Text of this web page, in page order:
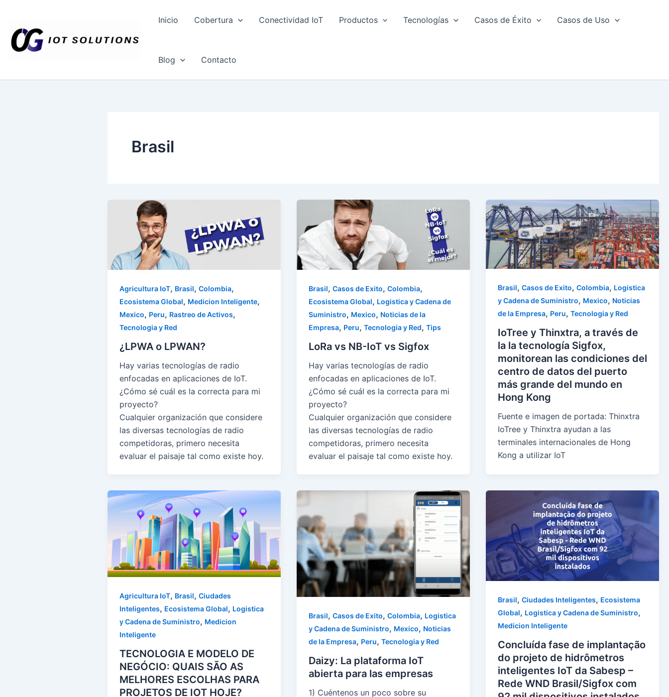
contenido
Inicio Cobertura Conectividad IoT Productos Tecnologías Casos de Éxito Casos de Uso
Blog Contacto
Brasil
Agricultura IoT, Brasil, Colombia,
Ecosistema Global, Medicion Inteligente,
Mexico, Peru, Rastreo de Activos,
Tecnologia y Red
¿LPWA o LPWAN?
Hay varias tecnologías de radio
enfocadas en aplicaciones de IoT.
¿Cómo sé cuál es la correcta para mi
proyecto?
Cualquier organización que considere
las diversas tecnologías de radio
competidoras, primero necesita
evaluar el paisaje tal como existe hoy.
Brasil, Casos de Exito, Colombia,
Ecosistema Global, Logistica y Cadena de
Suministro, Mexico, Noticias de la
Empresa, Peru, Tecnologia y Red, Tips
LoRa vs NB-IoT vs Sigfox
Hay varias tecnologías de radio
enfocadas en aplicaciones de IoT.
¿Cómo sé cuál es la correcta para mi
proyecto?
Cualquier organización que considere
las diversas tecnologías de radio
competidoras, primero necesita
evaluar el paisaje tal como existe hoy.
Brasil, Casos de Exito, Colombia, Logistica
y Cadena de Suministro, Mexico, Noticias
de la Empresa, Peru, Tecnologia y Red
IoTree y Thinxtra, a través de
la la tecnología Sigfox,
monitorean las condiciones del
centro de datos del puerto
más grande del mundo en
Hong Kong
Fuente e imagen de portada: Thinxtra
IoTree y Thinxtra ayudan a las
terminales internacionales de Hong
Kong a utilizar IoT
Agricultura IoT, Brasil, Ciudades
Inteligentes, Ecosistema Global, Logistica
y Cadena de Suministro, Medicion
Inteligente
TECNOLOGIA E MODELO DE
NEGÓCIO: QUAIS SÃO AS
MELHORES ESCOLHAS PARA
PROJETOS DE IOT HOJE?
Brasil, Casos de Exito, Colombia, Logistica
y Cadena de Suministro, Mexico, Noticias
de la Empresa, Peru, Tecnologia y Red
Daizy: La plataforma IoT
abierta para las empresas
1) Cuéntenos un poco sobre su
Brasil, Ciudades Inteligentes, Ecosistema
Global, Logistica y Cadena de Suministro,
Medicion Inteligente
Concluída fase de implantação
do projeto de hidrômetros
inteligentes IoT da Sabesp –
Rede WND Brasil/Sigfox com